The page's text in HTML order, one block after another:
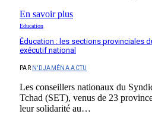
En savoir plus
Education
Éducation : les sections provinciales
exécutif national
PAR N'DJAMÉNA ACTU
Les conseillers nationaux du
Tchad (SET), venus de 23
leur solidarité au…